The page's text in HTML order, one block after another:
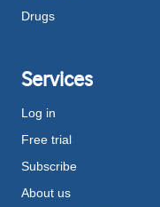
Drugs
Services
Log in
Free trial
Subscribe
About us